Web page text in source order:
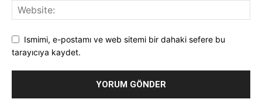
Ismimi, e-postamı ve web sitemi bir dahaki sefere bu
tarayıcıya kaydet.